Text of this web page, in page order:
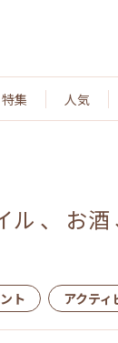
特集 人気
ル 、 お酒
ト アクティ